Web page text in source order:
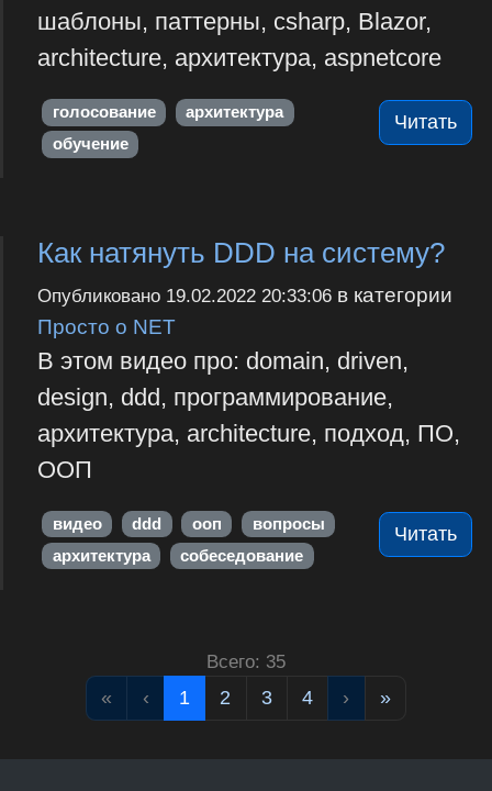
шаблоны, паттерны, csharp, Blazor,
architecture, архитектура, aspnetcore
Читать
голосование
архитектура
обучение
Как натянуть DDD на систему?
Опубликовано 19.02.2022 20:33:06в категории
Просто о NET
В этом видео про: domain, driven,
design, ddd, программирование,
архитектура, architecture, подход, ПО,
ООП
Читать
видео ddd ооп
вопросы
архитектура
собеседование
Всего: 35
« ‹ 1 2 3 4 › »